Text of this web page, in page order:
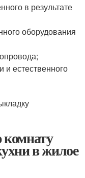
в результате
оборудования
естественного
в жилое